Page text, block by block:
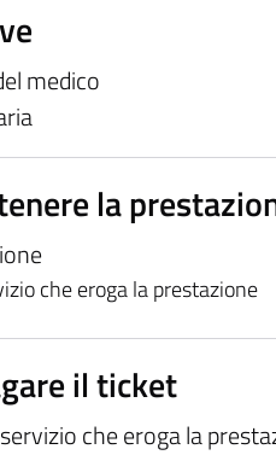
medico
la
che eroga la prestazione
il ticket
che eroga la